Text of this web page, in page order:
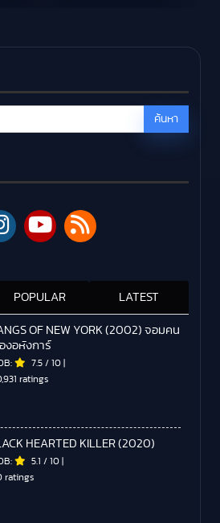
ค้นหา
POPULAR LATEST
OF NEW YORK (2002) จอมคน
งอหังการ์
7.5 / 10 |
ratings
HEARTED KILLER (2020)
5.1 / 10 |
ratings